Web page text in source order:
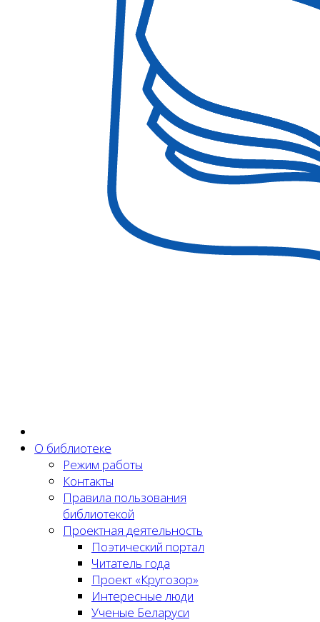
О библиотеке
Режим работы
Контакты
Правила пользования
библиотекой
Проектная деятельность
Поэтический портал
Читатель года
Проект «Кругозор»
Интересные люди
Ученые Беларуси